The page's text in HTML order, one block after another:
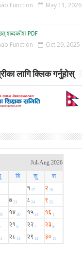
Function May 11, 2026
शब्दकोश PDF
Function Oct 29, 2025
लागि क्लिक गर्नुहोस्